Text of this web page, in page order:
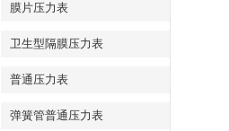
膜片压力表
卫生型隔膜压力表
普通压力表
弹簧管普通压力表